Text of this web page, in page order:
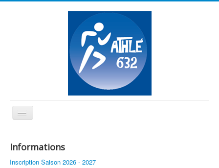
Basculer
la
Vous êtes ici :
Informations
Inscription Saison 2026 - 2027